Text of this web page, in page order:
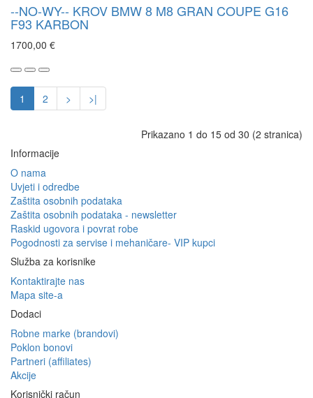
--NO-WY-- KROV BMW 8 M8 GRAN COUPE G16
F93 KARBON
1700,00 €
1 2 > >|
Prikazano 1 do 15 od 30 (2 stranica)
Informacije
O nama
Uvjeti i odredbe
Zaštita osobnih podataka
Zaštita osobnih podataka - newsletter
Raskid ugovora i povrat robe
Pogodnosti za servise i mehaničare- VIP kupci
Služba za korisnike
Kontaktirajte nas
Mapa site-a
Dodaci
Robne marke (brandovi)
Poklon bonovi
Partneri (affiliates)
Akcije
Korisnički račun